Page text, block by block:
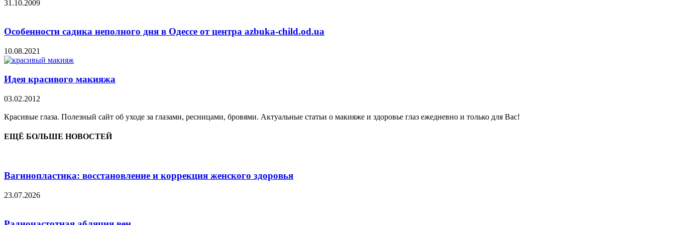
31.10.2009
Особенности садика неполного дня в Одессе от центра azbuka-child.od.ua
10.08.2021
Идея красивого макияжа
03.02.2012
Красивые глаза. Полезный сайт об уходе за глазами, ресницами, бровями. Актуальные статьи о макияже и здоровье глаз ежедневно и только для Вас!
ЕЩЁ БОЛЬШЕ НОВОСТЕЙ
Вагинопластика: восстановление и коррекция женского здоровья
23.07.2026